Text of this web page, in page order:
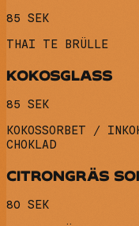
85 SEK
THAI TE BRÜLLE
KOKOSGLASS
85 SEK
KOKOSSORBET /
CHOKLAD
CITRONGRÄS
80 SEK